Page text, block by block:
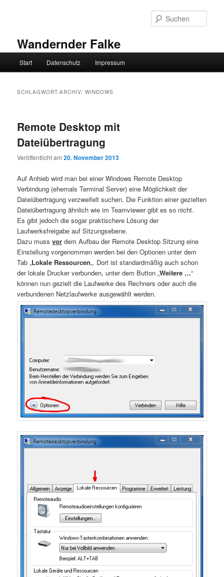
Wandernder Falke
Start Datenschutz Impressum
SCHLAGWORT-ARCHIV:WINDOWS
Remote Desktop mit
Dateiübertragung
Veröffentlicht am20. November 2013
Auf Anhieb wird man bei einer Windows Remote Desktop
Verbindung (ehemals Terminal Server) eine Möglichkeit der
Dateiübertragung verzweifelt suchen. Die Funktion einer gezielten
Dateiübertragung ähnlich wie im Teamviewer gibt es so nicht.
Es gibt jedoch die sogar praktischere Lösung der
Laufwerksfreigabe auf Sitzungsebene.
Dazu mussvor dem Aufbau der Remote Desktop Sitzung eine
Einstellung vorgenommen werden bei den Optionen unter dem
Tab „Lokale Ressourcen„. Dort ist standardmäßig auch schon
der lokale Drucker verbunden, unter dem Button „Weitere …“
können nun gezielt die Laufwerke des Rechners oder auch die
verbundenen Netzlaufwerke ausgewählt werden.